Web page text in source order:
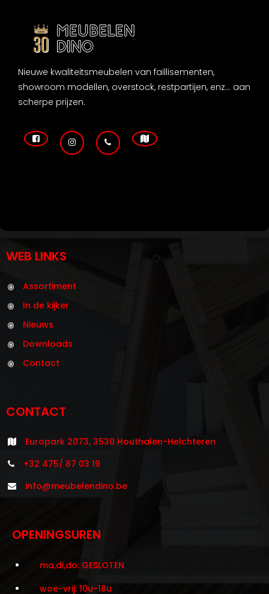
Nieuwe kwaliteitsmeubelen van faillisementen,
showroom modellen, overstock, restpartijen, enz... aan
scherpe prijzen.
WEB LINKS
Assortiment
In de kijker
Nieuws
Downloads
Contact
CONTACT
Europark 2073, 3530 Houthalen-Helchteren
+32 475/ 87 03 19
info@meubelendino.be
OPENINGSUREN
ma,di,do: GESLOTEN
woe-vrij: 10u-18u